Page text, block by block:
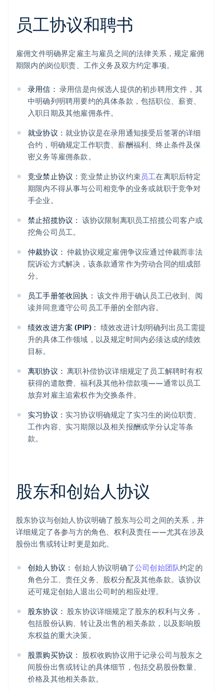
员工协议和聘书
雇佣文件明确界定雇主与雇员之间的法律关系，规定雇佣
期限内的岗位职责、工作义务及双方约定事项。
录用信： 录用信是向候选人提供的初步聘用文件，其
中明确列明聘用要约的具体条款，包括职位、薪资、
入职日期及其他雇佣条件。
就业协议： 就业协议是在录用通知接受后签署的详细
合约，明确规定工作职责、薪酬福利、终止条件及保
密义务等雇佣条款。
竞业禁止协议：竞业禁止协议约束 员工在离职后特定
期限内不得从事与公司相竞争的业务或就职于竞争对
手企业。
禁止招揽协议： 该协议限制离职员工招揽公司客户或
挖角公司员工。
仲裁协议： 仲裁协议规定雇佣争议应通过仲裁而非法
院诉讼方式解决，该条款通常作为劳动合同的组成部
分。
员工手册签收回执： 该文件用于确认员工已收到、阅
读并同意遵守公司员工手册的全部内容。
绩效改进方案 (PIP)： 绩效改进计划明确列出员工需提
升的具体工作领域，以及规定时间内必须达成的绩效
目标。
离职协议： 离职补偿协议详细规定了员工解聘时有权
获得的遣散费、福利及其他补偿款项——通常以员工
放弃对雇主追索权作为交换条件。
实习协议： 实习协议明确规定了实习生的岗位职责、
工作内容、实习期限以及相关报酬或学分认定等条
款。
股东和创始人协议
股东协议与创始人协议明确了股东与公司之间的关系，并
详细规定了各参与方的角色、权利及责任——尤其在涉及
股份出售或转让时更是如此。
创始人协议： 创始人协议明确了公司创始团队约定的
角色分工、责任义务、股权分配及其他条款。该协议
还可规定创始人退出公司时的相应处理。
股东协议： 股东协议详细规定了股东的权利与义务，
包括股份认购、转让及出售的相关条款，以及影响股
东权益的重大决策。
股票购买协议： 股权收购协议用于记录公司与股东之
间股份出售或转让的具体细节，包括交易股份数量、
价格及其他相关条款。